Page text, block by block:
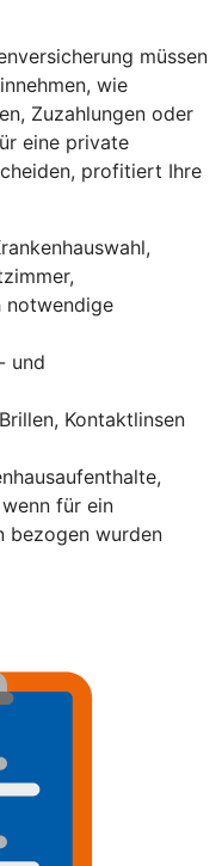
müssen
wie
Zuzahlungen oder
eine private
profitiert Ihre
notwendige
und
Kontaktlinsen
für ein
bezogen wurden